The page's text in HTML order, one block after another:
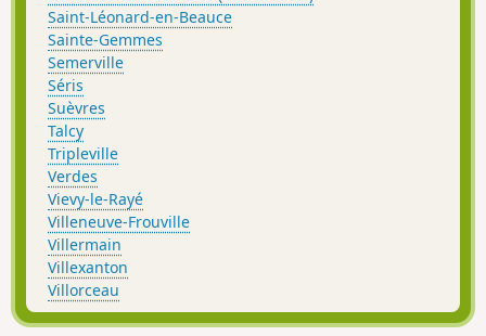
Saint-Léonard-en-Beauce
Sainte-Gemmes
Semerville
Séris
Suèvres
Talcy
Tripleville
Verdes
Vievy-le-Rayé
Villeneuve-Frouville
Villermain
Villexanton
Villorceau